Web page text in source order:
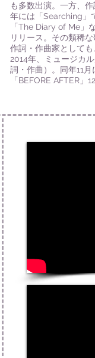
も多数出演。一方、
年には「 Searching 」
「 The Diary of Me 」
リリース。その類稀
作詞・作曲家として
2014年、ミュージカ
詞・作曲）。同年11
「 BEFORE AFTER 」 12